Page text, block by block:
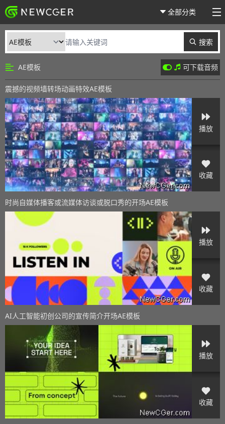
全部分类
搜索
AE模板 可下载音频
震撼的视频墙转场动画特效AE模板
播放
收藏
时尚自媒体播客或流媒体访谈或脱口秀的开场AE模板
播放
收藏
AI人工智能初创公司的宣传简介开场AE模板
播放
收藏